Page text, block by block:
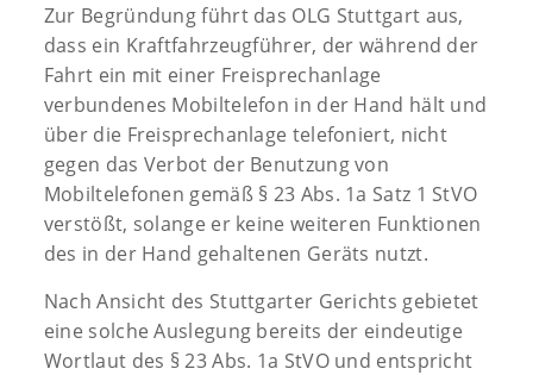
Zur Begründung führt das OLG Stuttgart aus,
dass ein Kraftfahrzeugführer, der während der
Fahrt ein mit einer Freisprechanlage
verbundenes Mobiltelefon in der Hand hält und
über die Freisprechanlage telefoniert, nicht
gegen das Verbot der Benutzung von
Mobiltelefonen gemäß § 23 Abs. 1a Satz 1 StVO
verstößt, solange er keine weiteren Funktionen
des in der Hand gehaltenen Geräts nutzt.
Nach Ansicht des Stuttgarter Gerichts gebietet
eine solche Auslegung bereits der eindeutige
Wortlaut des § 23 Abs. 1a StVO und entspricht